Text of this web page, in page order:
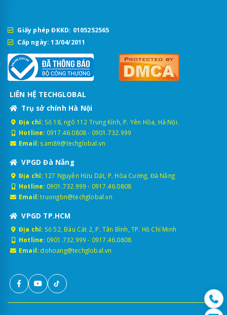
Giấy phép ĐKKD: 0105252565
Cấp ngày: 13/04/2011
LIÊN HỆ TECHGLOBAL
Trụ sở chính Hà Nội
Địa chỉ: Số 18, ngõ 112 Trung Kính, P. Yên Hòa, Hà Nội.
Hotline: 0917.46.0808- 0901.732.999
Email: sam89@techglobal.vn
VPGD Đà Nẵng
Địa chỉ: 127 Nguyễn Hữu Dật, P. Hòa Cường, Đà Nẵng
Hotline: 0901.732.999 - 0917.46.0808
Email: truongbn@techglobal.vn
VPGD TP.HCM
Địa chỉ: Số 52, Bàu Cát 2, P. Tân Bình, TP. Hồ Chí Minh
Hotline: 0901.732.999 - 0917.46.0808
Email: dohoang@techglobal.vn